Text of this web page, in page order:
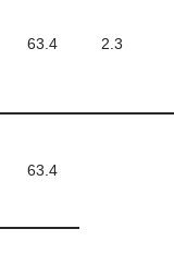
63.4 2.3
63.4